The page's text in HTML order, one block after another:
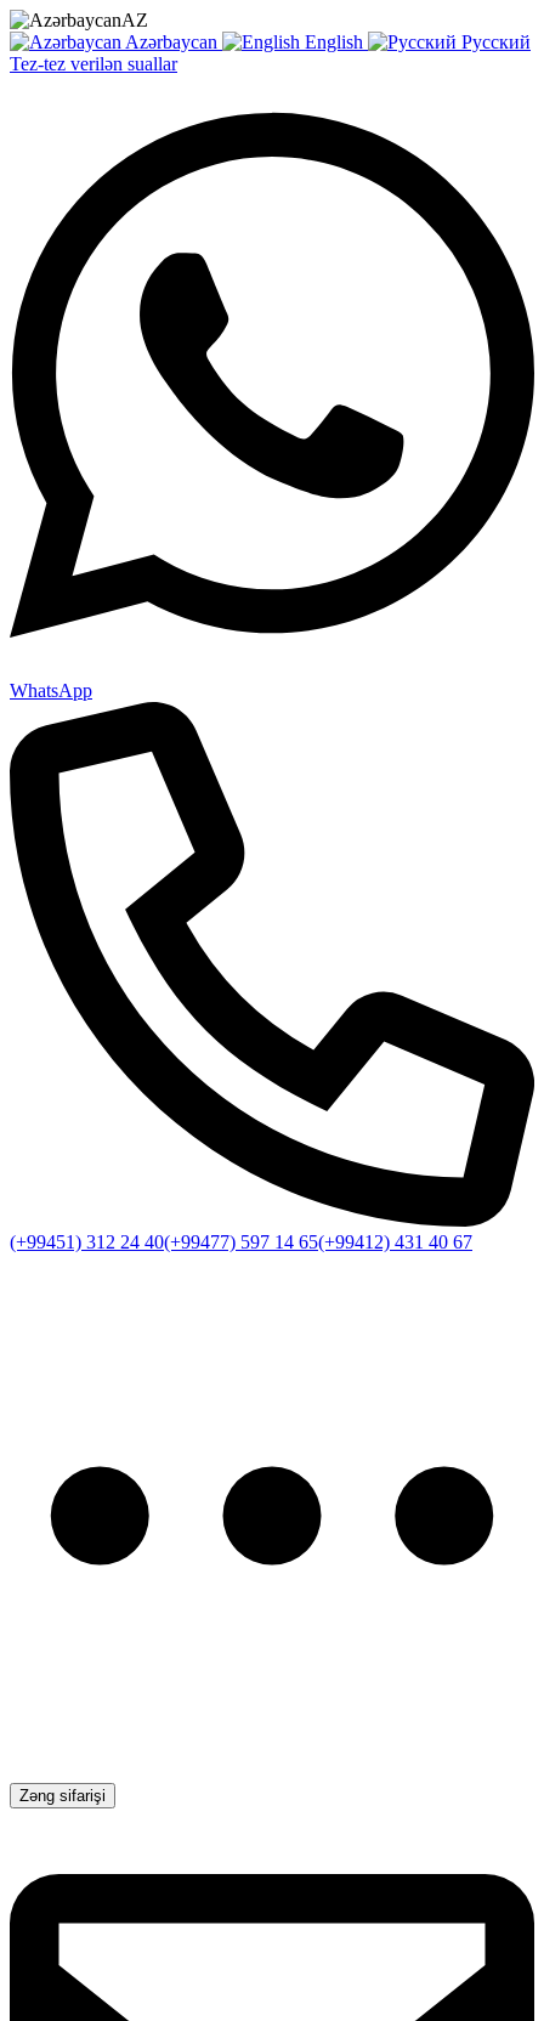
AZ
Azərbaycan
English
Русский
Tez-tez verilən suallar
WhatsApp
(+99451) 312 24 40(+99477) 597 14 65(+99412) 431 40 67
Zəng sifarişi